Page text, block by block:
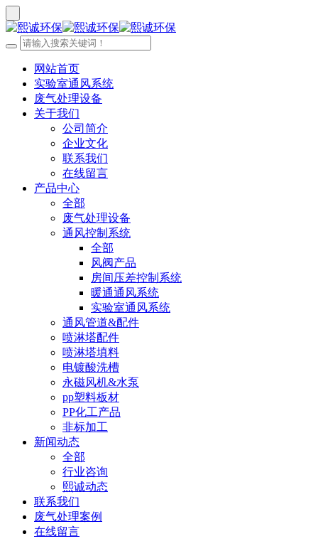
网站首页
实验室通风系统
废气处理设备
关于我们
公司简介
企业文化
联系我们
在线留言
产品中心
全部
废气处理设备
通风控制系统
全部
风阀产品
房间压差控制系统
暖通通风系统
实验室通风系统
通风管道&配件
喷淋塔配件
喷淋塔填料
电镀酸洗槽
永磁风机&水泵
pp塑料板材
PP化工产品
非标加工
新闻动态
全部
行业咨询
熙诚动态
联系我们
废气处理案例
在线留言